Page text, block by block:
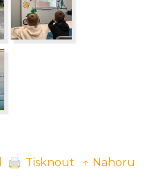
Tisknout ↑ Nahoru